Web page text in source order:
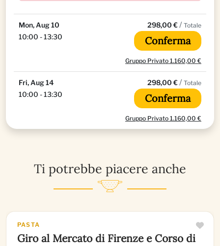
Mon, Aug 10
10:00 - 13:30
298,00 €/ Totale
Conferma
Gruppo Privato 1.160,00 €
Fri, Aug 14
10:00 - 13:30
298,00 €/ Totale
Conferma
Gruppo Privato 1.160,00 €
Ti potrebbe piacere anche
PASTA
Giro al Mercato di Firenze e Corso di